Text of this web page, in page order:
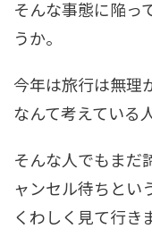
そんな事態に陥っ
うか。
今年は旅行は無理
なんて考えている
そんな人でもまだ
ャンセル待ちとい
くわしく見て行き